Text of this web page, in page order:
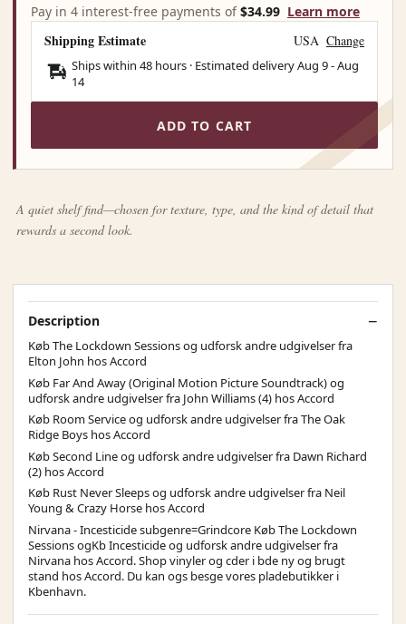
Pay in 4 interest-free payments of$34.99 Learn more
Shipping Estimate USA Change
Ships within 48 hours · Estimated deliveryAug 9-Aug
14
ADD TO CART
A quiet shelf find—chosen for texture, type, and the kind of detail that
rewards a second look.
Description
Køb The Lockdown Sessions og udforsk andre udgivelser fra
Elton John hos Accord
Køb Far And Away (Original Motion Picture Soundtrack) og
udforsk andre udgivelser fra John Williams (4) hos Accord
Køb Room Service og udforsk andre udgivelser fra The Oak
Ridge Boys hos Accord
Køb Second Line og udforsk andre udgivelser fra Dawn Richard
(2) hos Accord
Køb Rust Never Sleeps og udforsk andre udgivelser fra Neil
Young & Crazy Horse hos Accord
Nirvana - Incesticide subgenre=Grindcore Køb The Lockdown
Sessions ogKb Incesticide og udforsk andre udgivelser fra
Nirvana hos Accord. Shop vinyler og cder i bde ny og brugt
stand hos Accord. Du kan ogs besge vores pladebutikker i
Kbenhavn.